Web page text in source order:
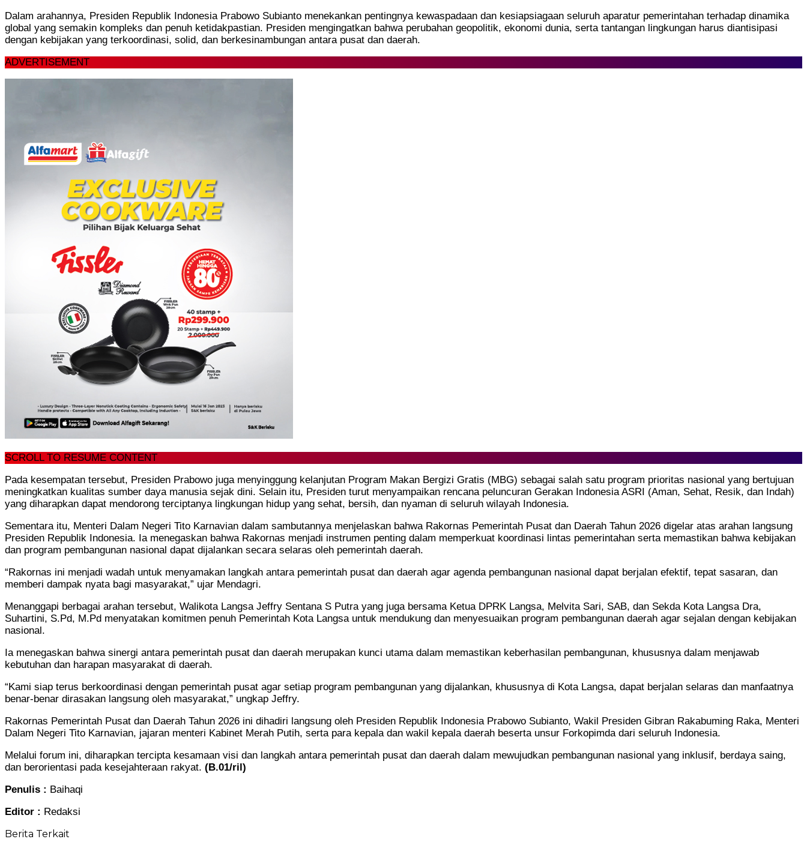
Dalam arahannya, Presiden Republik Indonesia Prabowo Subianto menekankan pentingnya kewaspadaan dan kesiapsiagaan seluruh aparatur pemerintahan terhadap dinamika
global yang semakin kompleks dan penuh ketidakpastian. Presiden mengingatkan bahwa perubahan geopolitik, ekonomi dunia, serta tantangan lingkungan harus diantisipasi
dengan kebijakan yang terkoordinasi, solid, dan berkesinambungan antara pusat dan daerah.
ADVERTISEMENT
SCROLL TO RESUME CONTENT
Pada kesempatan tersebut, Presiden Prabowo juga menyinggung kelanjutan Program Makan Bergizi Gratis (MBG) sebagai salah satu program prioritas nasional yang bertujuan
meningkatkan kualitas sumber daya manusia sejak dini. Selain itu, Presiden turut menyampaikan rencana peluncuran Gerakan Indonesia ASRI (Aman, Sehat, Resik, dan Indah)
yang diharapkan dapat mendorong terciptanya lingkungan hidup yang sehat, bersih, dan nyaman di seluruh wilayah Indonesia.
Sementara itu, Menteri Dalam Negeri Tito Karnavian dalam sambutannya menjelaskan bahwa Rakornas Pemerintah Pusat dan Daerah Tahun 2026 digelar atas arahan langsung
Presiden Republik Indonesia. Ia menegaskan bahwa Rakornas menjadi instrumen penting dalam memperkuat koordinasi lintas pemerintahan serta memastikan bahwa kebijakan
dan program pembangunan nasional dapat dijalankan secara selaras oleh pemerintah daerah.
“Rakornas ini menjadi wadah untuk menyamakan langkah antara pemerintah pusat dan daerah agar agenda pembangunan nasional dapat berjalan efektif, tepat sasaran, dan
memberi dampak nyata bagi masyarakat,” ujar Mendagri.
Menanggapi berbagai arahan tersebut, Walikota Langsa Jeffry Sentana S Putra yang juga bersama Ketua DPRK Langsa, Melvita Sari, SAB, dan Sekda Kota Langsa Dra,
Suhartini, S.Pd, M.Pd menyatakan komitmen penuh Pemerintah Kota Langsa untuk mendukung dan menyesuaikan program pembangunan daerah agar sejalan dengan kebijakan
nasional.
Ia menegaskan bahwa sinergi antara pemerintah pusat dan daerah merupakan kunci utama dalam memastikan keberhasilan pembangunan, khususnya dalam menjawab
kebutuhan dan harapan masyarakat di daerah.
“Kami siap terus berkoordinasi dengan pemerintah pusat agar setiap program pembangunan yang dijalankan, khususnya di Kota Langsa, dapat berjalan selaras dan manfaatnya
benar-benar dirasakan langsung oleh masyarakat,” ungkap Jeffry.
Rakornas Pemerintah Pusat dan Daerah Tahun 2026 ini dihadiri langsung oleh Presiden Republik Indonesia Prabowo Subianto, Wakil Presiden Gibran Rakabuming Raka, Menteri
Dalam Negeri Tito Karnavian, jajaran menteri Kabinet Merah Putih, serta para kepala dan wakil kepala daerah beserta unsur Forkopimda dari seluruh Indonesia.
Melalui forum ini, diharapkan tercipta kesamaan visi dan langkah antara pemerintah pusat dan daerah dalam mewujudkan pembangunan nasional yang inklusif, berdaya saing,
dan berorientasi pada kesejahteraan rakyat. (B.01/ril)
Penulis : Baihaqi
Editor : Redaksi
Berita Terkait